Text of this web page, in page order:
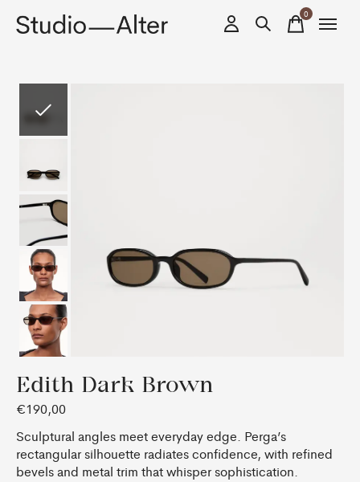
0items
Edith Dark Brown
€190,00
Sculptural angles meet everyday edge. Perga’s
rectangular silhouette radiates confidence, with refined
bevels and metal trim that whisper sophistication.